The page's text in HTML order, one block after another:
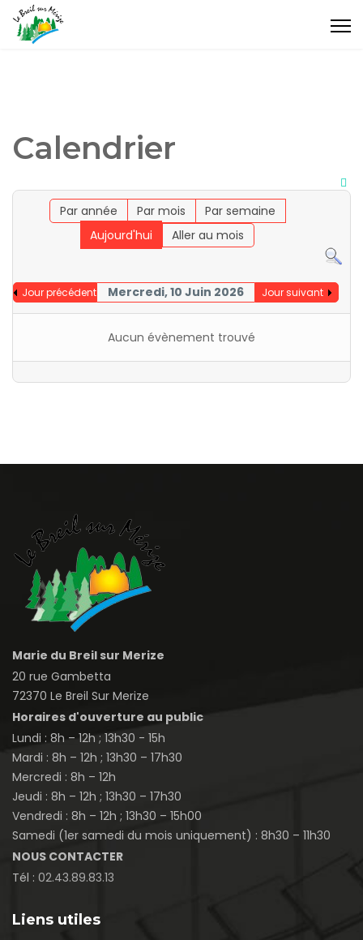
Calendrier
Par année Par mois
Par semaine
Aujourd'hui
Aller au mois
Jour précédent Mercredi, 10 Juin 2026 Jour suivant
Aucun évènement trouvé
Marie du Breil sur Merize
20 rue Gambetta
72370 Le Breil Sur Merize
Horaires d'ouverture au public
Lundi : 8h – 12h ; 13h30 - 15h
Mardi : 8h – 12h ; 13h30 – 17h30
Mercredi : 8h – 12h
Jeudi : 8h – 12h ; 13h30 – 17h30
Vendredi : 8h – 12h ; 13h30 – 15h00
Samedi (1er samedi du mois uniquement) : 8h30 – 11h30
NOUS CONTACTER
Tél : 02.43.89.83.13
Liens utiles